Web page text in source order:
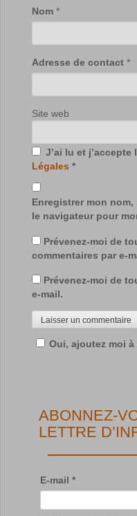
Nom *
Adresse de contact *
Site web
J’ai lu et j’accepte
Légales *
Enregistrer mon
le navigateur pour
Prévenez-moi de
commentaires par e-
Prévenez-moi de
e-mail.
Oui, ajoutez moi
ABONNEZ-
LETTRE
E-mail *